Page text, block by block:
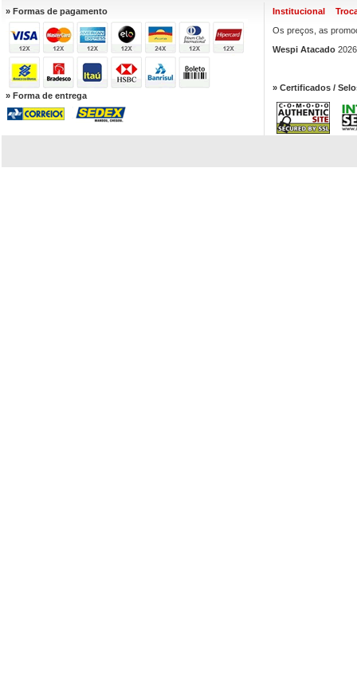
» Formas de pagamento
» Forma de entrega
Institucional
Os preços, as
Wespi Atacado
» Certificados /